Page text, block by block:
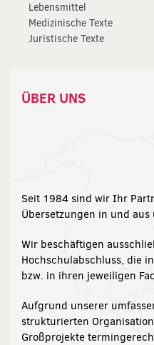
Lebensmittel
Medizinische Texte
Juristische Texte
ÜBER UNS
Seit 1984 sind wir Ihr
Übersetzungen in und
Wir beschäftigen
Hochschulabschluss, die
bzw. in ihren jeweiligen
Aufgrund unserer
strukturierten
Großprojekte